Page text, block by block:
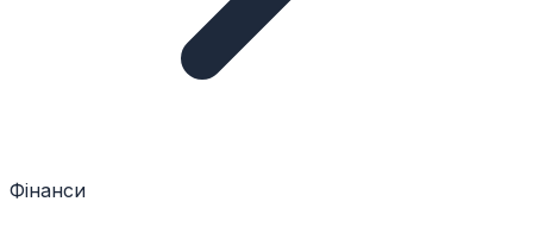
Фінанси